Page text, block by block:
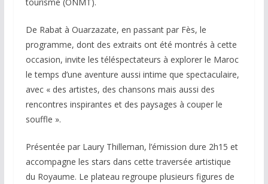
De Rabat à Ouarzazate, en passant par Fès, le
programme, dont des extraits ont été montrés à cette
occasion, invite les téléspectateurs à explorer le Maroc
le temps d’une aventure aussi intime que spectaculaire,
avec « des artistes, des chansons mais aussi des
rencontres inspirantes et des paysages à couper le
souffle ».
Présentée par Laury Thilleman, l’émission dure 2h15 et
accompagne les stars dans cette traversée artistique
du Royaume. Le plateau regroupe plusieurs figures de